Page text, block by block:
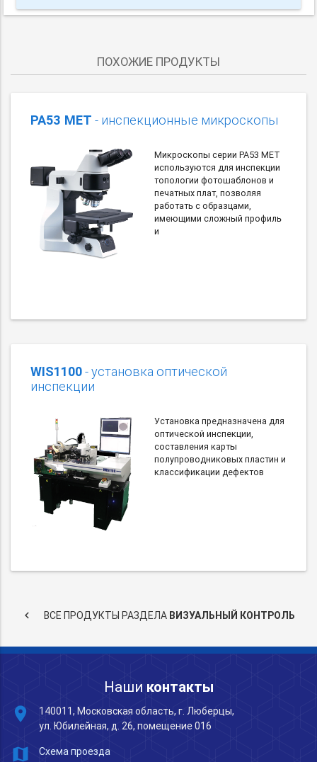
ПОХОЖИЕ ПРОДУКТЫ
PA53 MET - инспекционные микроскопы
Микроскопы серии PA53 MET
используются для инспекции
топологии фотошаблонов и
печатных плат, позволяя
работать с образцами,
имеющими сложный профиль
и
WIS1100- установка оптической
инспекции
Установка предназначена для
оптической инспекции,
составления карты
полупроводниковых пластин и
классификации дефектов
keyboard_arrow_left ВСЕ ПРОДУКТЫ РАЗДЕЛА ВИЗУАЛЬНЫЙ КОНТРОЛЬ
Наши контакты
place
140011, Московская область, г. Люберцы,
ул. Юбилейная, д. 26, помещение 016
map Схема проезда